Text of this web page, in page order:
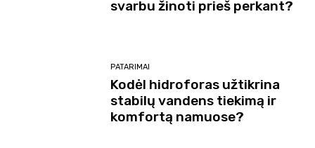
svarbu žinoti prieš perkant?
PATARIMAI
Kodėl hidroforas užtikrina
stabilų vandens tiekimą ir
komfortą namuose?